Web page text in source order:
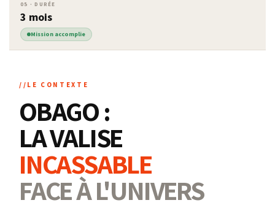
05 · DURÉE
3 mois
Mission accomplie
LE CONTEXTE
OBAGO :
LA VALISE
INCASSABLE
FACE À L'UNIVERS